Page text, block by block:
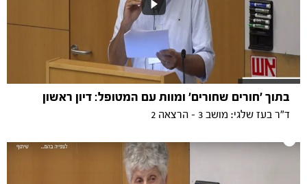
בתוך 'חורים שחורים' ומוות עם המטופל: דיון ראשון
ד"ר בעז שלגי: מושב 3 - הרצאה 2